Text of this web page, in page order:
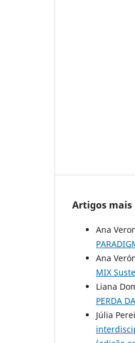
Artigos mais
Ana
Ana
MIX
Liana
PERDA
Júlia